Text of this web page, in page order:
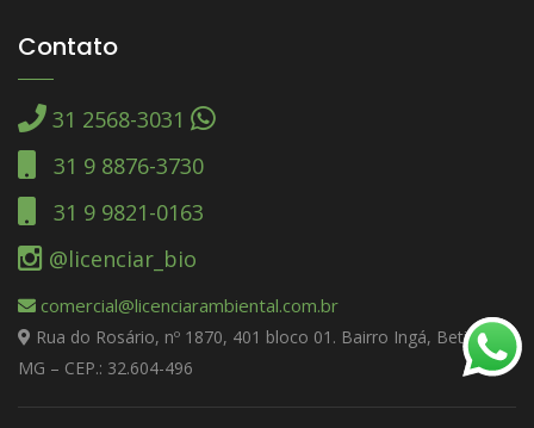
Contato
31 2568-3031
31 9 8876-3730
31 9 9821-0163
@licenciar_bio
comercial@licenciarambiental.com.br
Rua do Rosário, nº 1870, 401 bloco 01. Bairro Ingá, Betim –
MG – CEP.: 32.604-496